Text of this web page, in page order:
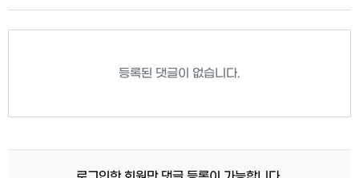
등록된 댓글이 없습니다.